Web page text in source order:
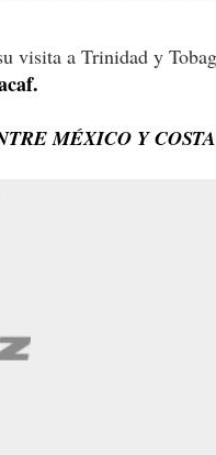
visita a Trinidad y
MÉXICO Y